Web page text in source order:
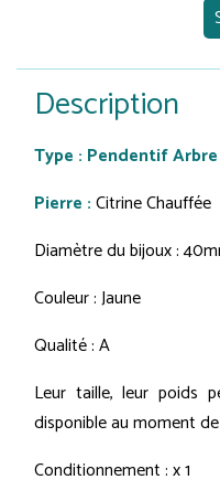
Description
Type : Pendentif
Pierre :Citrine Chauffée
Diamètre du bijoux :
Couleur : Jaune
Qualité : A
Leur taille, leur poids
disponible au moment
Conditionnement : x 1